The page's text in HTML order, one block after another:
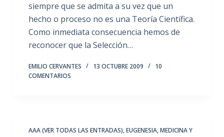
siempre que se admita a su vez que un
hecho o proceso no es una Teoría Científica.
Como inmediata consecuencia hemos de
reconocer que la Selección…
EMILIO CERVANTES 13 OCTUBRE 2009
10
COMENTARIOS
AAA (VER TODAS LAS ENTRADAS),EUGENESIA,MEDICINA Y